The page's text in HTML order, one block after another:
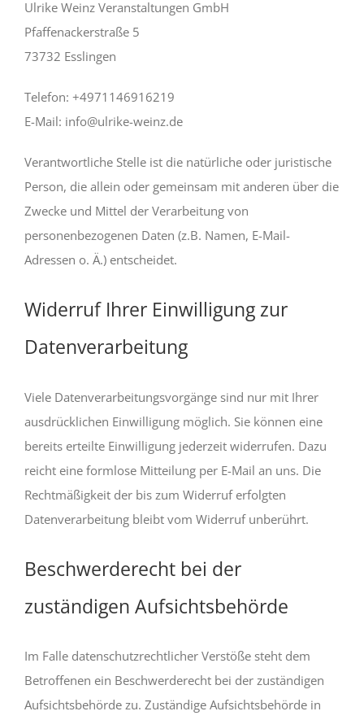
Ulrike Weinz Veranstaltungen GmbH
Pfaffenackerstraße 5
73732 Esslingen
Telefon: +4971146916219
E-Mail: info@ulrike-weinz.de
Verantwortliche Stelle ist die natürliche oder juristische
Person, die allein oder gemeinsam mit anderen über die
Zwecke und Mittel der Verarbeitung von
personenbezogenen Daten (z.B. Namen, E-Mail-
Adressen o. Ä.) entscheidet.
Widerruf Ihrer Einwilligung zur
Datenverarbeitung
Viele Datenverarbeitungsvorgänge sind nur mit Ihrer
ausdrücklichen Einwilligung möglich. Sie können eine
bereits erteilte Einwilligung jederzeit widerrufen. Dazu
reicht eine formlose Mitteilung per E-Mail an uns. Die
Rechtmäßigkeit der bis zum Widerruf erfolgten
Datenverarbeitung bleibt vom Widerruf unberührt.
Beschwerderecht bei der
zuständigen Aufsichtsbehörde
Im Falle datenschutzrechtlicher Verstöße steht dem
Betroffenen ein Beschwerderecht bei der zuständigen
Aufsichtsbehörde zu. Zuständige Aufsichtsbehörde in